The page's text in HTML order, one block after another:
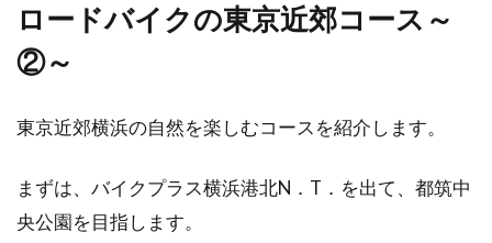
ロードバイクの東京近郊コース～
②～
東京近郊横浜の自然を楽しむコースを紹介します。
まずは、バイクプラス横浜港北N．T．を出て、都筑中
央公園を目指します。